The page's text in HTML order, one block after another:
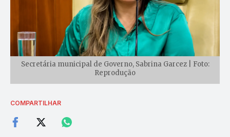
Secretária municipal de Governo, Sabrina Garcez | Foto:
Reprodução
COMPARTILHAR